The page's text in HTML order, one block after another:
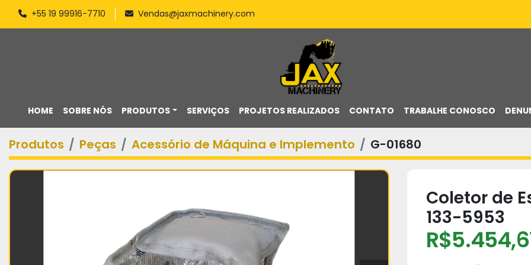
+55 19 99916-7710 Vendas@jaxmachinery.com
HOME PRODUTOS
SOBRE NÓS SERVIÇOS PROJETOS REALIZADOS CONTATO TRABALHE CONOSCO
Produtos Peças Acessório de Máquina e Implemento G-01680
Coletor de
133-5953